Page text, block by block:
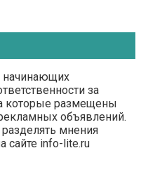
за
которые размещены
объявлений.
мнения
сайте info-lite.ru